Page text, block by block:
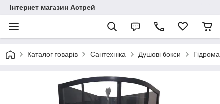
Інтернет магазин Астрей
Каталог товарів Сантехніка Душові бокси